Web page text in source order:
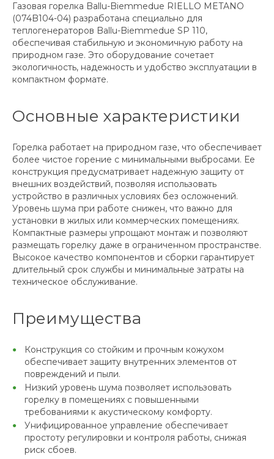
Газовая горелка Ballu-Biemmedue RIELLO METANO
(074B104-04) разработана специально для
теплогенераторов Ballu-Biemmedue SP 110,
обеспечивая стабильную и экономичную работу на
природном газе. Это оборудование сочетает
экологичность, надежность и удобство эксплуатации в
компактном формате.
Основные характеристики
Горелка работает на природном газе, что обеспечивает
более чистое горение с минимальными выбросами. Ее
конструкция предусматривает надежную защиту от
внешних воздействий, позволяя использовать
устройство в различных условиях без осложнений.
Уровень шума при работе снижен, что важно для
установки в жилых или коммерческих помещениях.
Компактные размеры упрощают монтаж и позволяют
размещать горелку даже в ограниченном пространстве.
Высокое качество компонентов и сборки гарантирует
длительный срок службы и минимальные затраты на
техническое обслуживание.
Преимущества
Конструкция со стойким и прочным кожухом
обеспечивает защиту внутренних элементов от
повреждений и пыли.
Низкий уровень шума позволяет использовать
горелку в помещениях с повышенными
требованиями к акустическому комфорту.
Унифицированное управление обеспечивает
простоту регулировки и контроля работы, снижая
риск сбоев.